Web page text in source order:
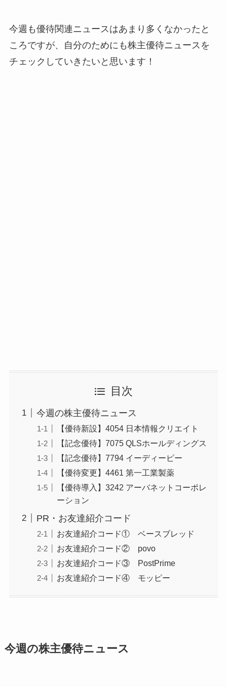
今週も優待関連ニュースはあまり多くなかったと
ころですが、自分のためにも株主優待ニュースを
チェックしていきたいと思います！
目次
今週の株主優待ニュース
【優待新設】4054 日本情報クリエイト
【記念優待】7075 QLSホールディングス
【記念優待】7794 イーディーピー
【優待変更】4461 第一工業製薬
【優待導入】3242 アーバネットコーポレ
ーション
PR・お友達紹介コード
お友達紹介コード① ベースブレッド
お友達紹介コード② povo
お友達紹介コード③ PostPrime
お友達紹介コード④ モッピー
今週の株主優待ニュース